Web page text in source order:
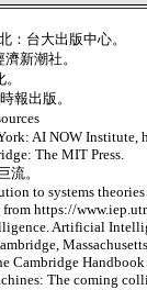
：台大出版中心。
新潮社。
報出版。
AI NOW
The MIT Press.
流。
to systems theories
from https://
Artificial
Cambridge
The coming